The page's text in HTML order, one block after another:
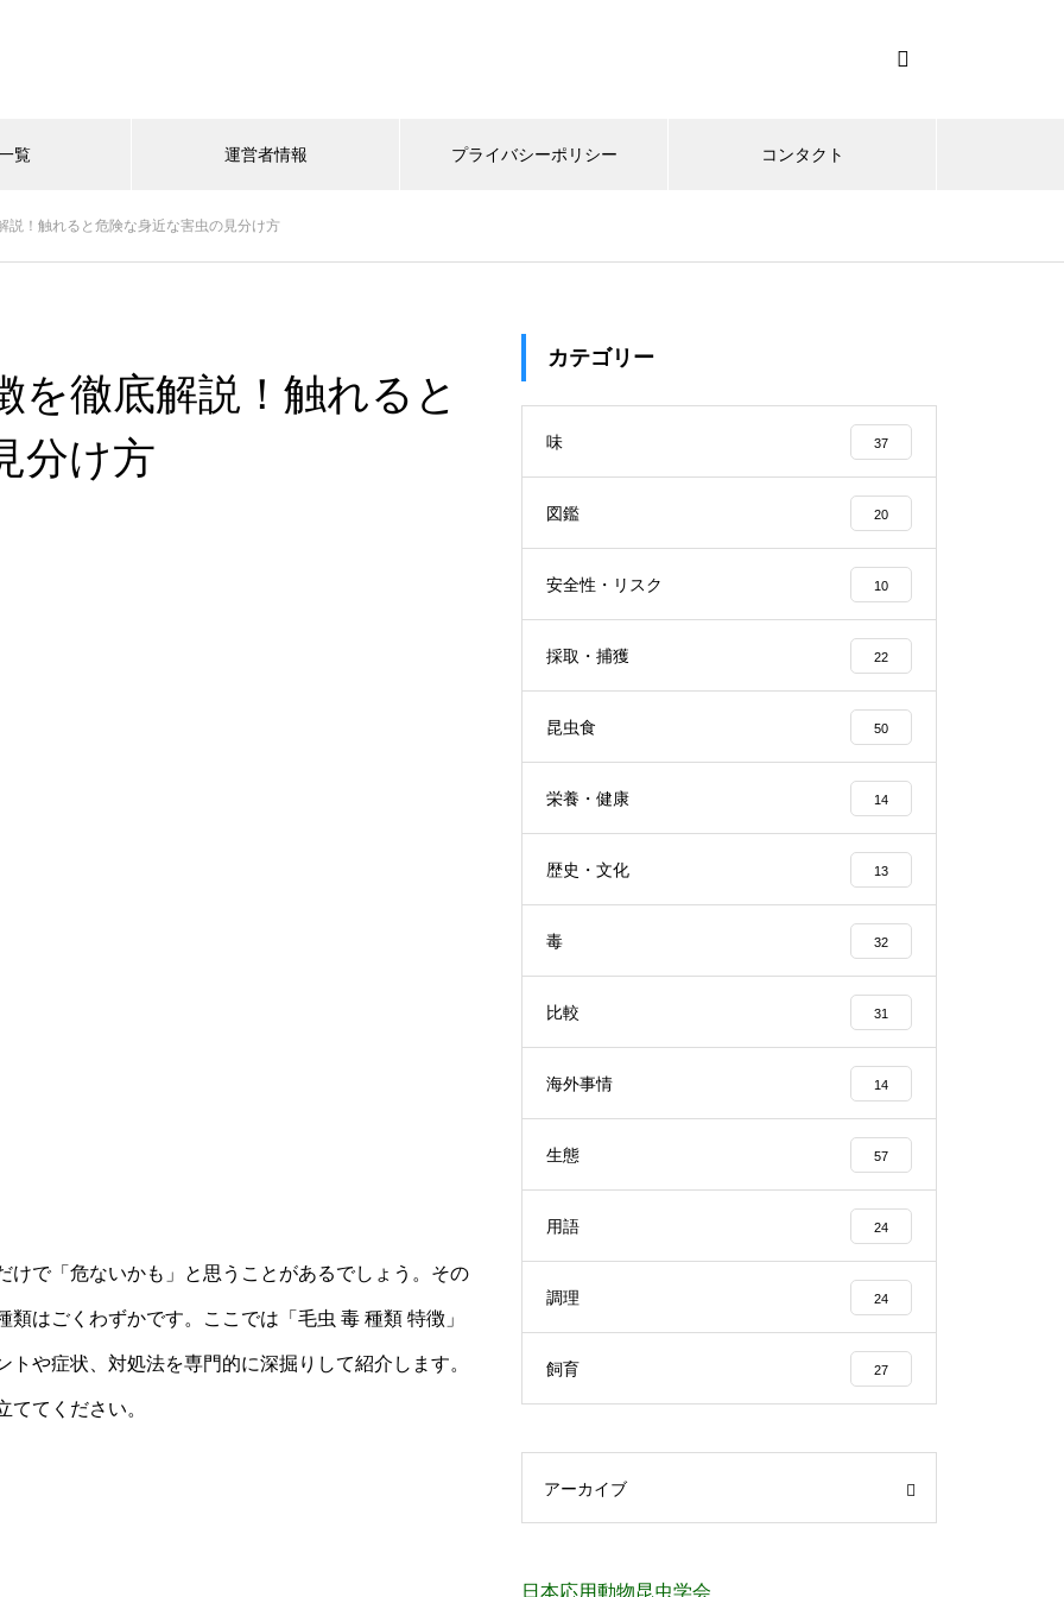
覧 運営者情報 プライバシーポリシー コンタクト
説！触れると危険な身近な害虫の見分け方
を徹底解説！触れると
分け方
けで「危ないかも」と思うことがあるでしょう。その
はごくわずかです。ここでは「毛虫 毒 種類 特徴」
や症状、対処法を専門的に深掘りして紹介します。
てください。
カテゴリー
味 37
図鑑 20
安全性・リスク 10
採取・捕獲 22
昆虫食 50
栄養・健康 14
歴史・文化 13
毒 32
比較 31
海外事情 14
生態 57
用語 24
調理 24
飼育 27
アーカイブ
日本応用動物昆虫学会